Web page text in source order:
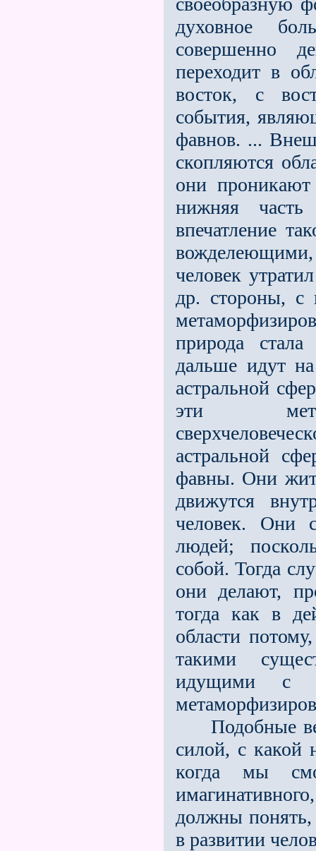
духовное
совершенно
переходит в
восток, с
события,
фавнов. ...
скопляются
они
нижняя
впечатление
вожделеющими,
человек
др. стороны, с
природа
дальше идут
астральной
эти
астральной
фавны. Они
движутся
человек. Они
людей;
собой. Тогда
они делают,
тогда как в
области
такими
идущими с
Подобные
силой, с какой
когда мы
должны понять,
в развитии